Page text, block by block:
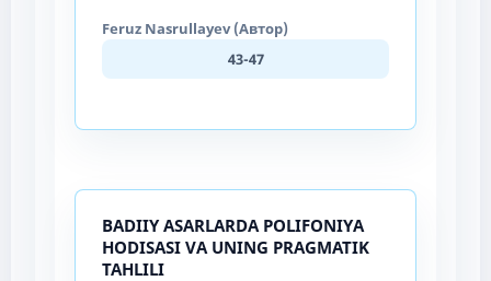
Feruz Nasrullayev (Автор)
43-47
BADIIY ASARLARDA POLIFONIYA
HODISASI VA UNING PRAGMATIK
TAHLILI